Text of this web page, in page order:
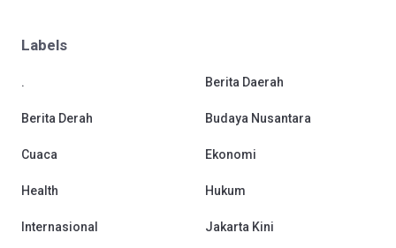
Labels
. Berita Daerah
Berita Derah Budaya Nusantara
Cuaca Ekonomi
Health Hukum
Internasional Jakarta Kini